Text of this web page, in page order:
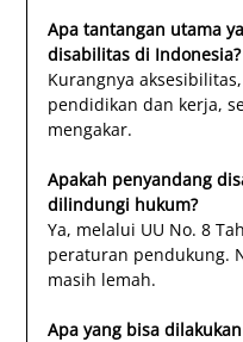
Apa tantangan utama
disabilitas di Indonesia?
Kurangnya
pendidikan dan kerja,
mengakar.
Apakah penyandang
dilindungi hukum?
Ya, melalui UU No. 8
peraturan pendukung.
masih lemah.
Apa yang bisa